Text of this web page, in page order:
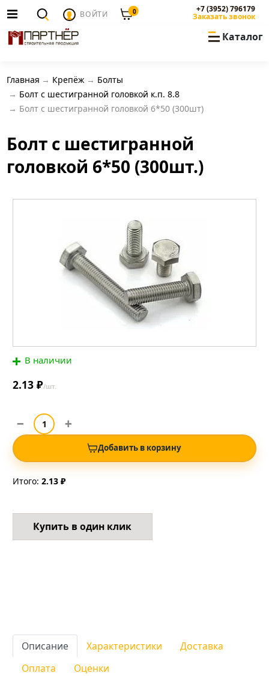
ВОЙТИ 0 +7 (3952) 796179
Заказать звонок
Каталог
Главная Крепёж
Болты
Болт с шестигранной головкой к.п. 8.8
Болт c шестигранной головкой 6*50 (300шт)
Болт c шестигранной
головкой 6*50 (300шт.)
В наличии
2.13 ₽/шт.
Добавить в корзину
Итого: 2.13 ₽
Купить в один клик
Описание Характеристики
Доставка
Оплата
Оценки